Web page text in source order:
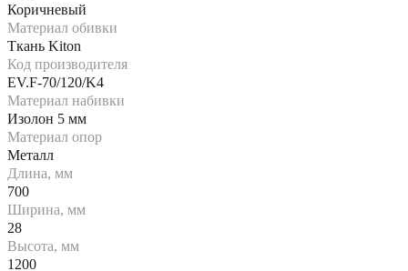
Коричневый
Материал обивки
Ткань Kiton
Код производителя
EV.F-70/120/K4
Материал набивки
Изолон 5 мм
Материал опор
Металл
Длина, мм
700
Ширина, мм
28
Высота, мм
1200